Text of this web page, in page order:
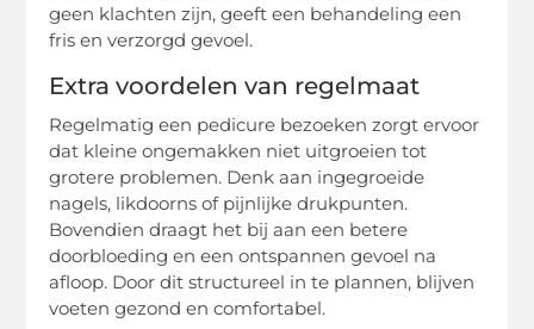
geen klachten zijn, geeft een behandeling een
fris en verzorgd gevoel.
Extra voordelen van regelmaat
Regelmatig een pedicure bezoeken zorgt ervoor
dat kleine ongemakken niet uitgroeien tot
grotere problemen. Denk aan ingegroeide
nagels, likdoorns of pijnlijke drukpunten.
Bovendien draagt het bij aan een betere
doorbloeding en een ontspannen gevoel na
afloop. Door dit structureel in te plannen, blijven
voeten gezond en comfortabel.